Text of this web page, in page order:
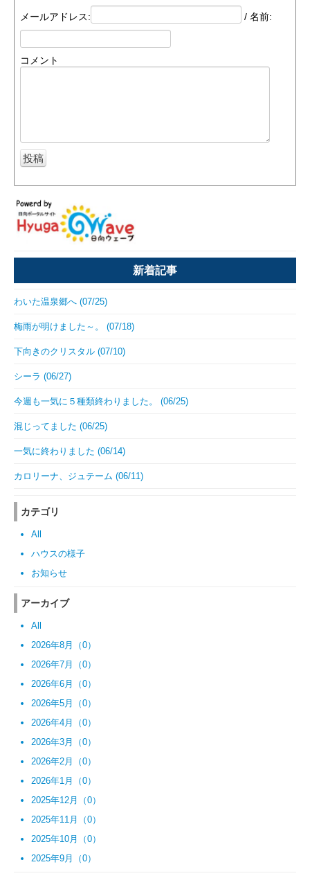
メールアドレス: / 名前:
コメント
新着記事
わいた温泉郷へ (07/25)
梅雨が明けました～。 (07/18)
下向きのクリスタル (07/10)
シーラ (06/27)
今週も一気に５種類終わりました。 (06/25)
混じってました (06/25)
一気に終わりました (06/14)
カロリーナ、ジュテーム (06/11)
カテゴリ
All
ハウスの様子
お知らせ
アーカイブ
All
2026年8月（0）
2026年7月（0）
2026年6月（0）
2026年5月（0）
2026年4月（0）
2026年3月（0）
2026年2月（0）
2026年1月（0）
2025年12月（0）
2025年11月（0）
2025年10月（0）
2025年9月（0）